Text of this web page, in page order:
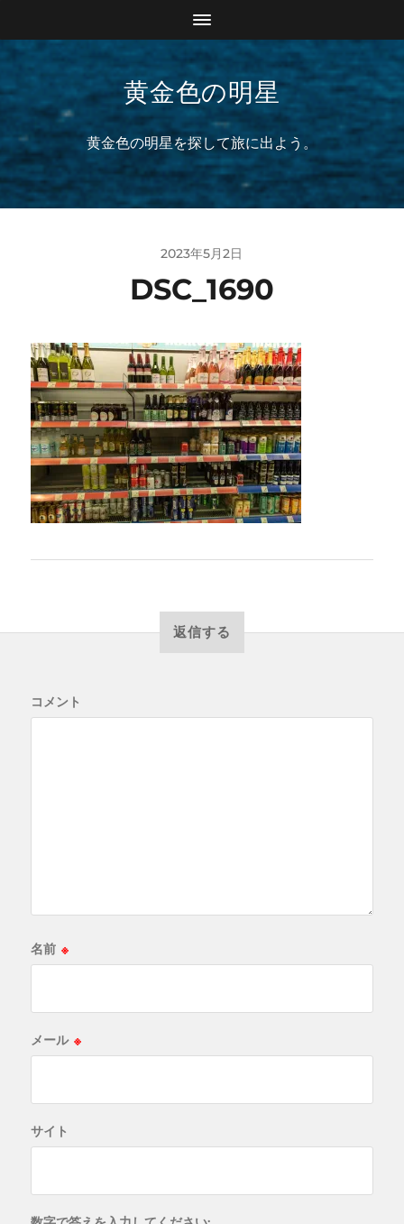
黄金色の明星
黄金色の明星を探して旅に出よう。
2023年5月2日
DSC_1690
返信する
コメント
名前 ※
メール ※
サイト